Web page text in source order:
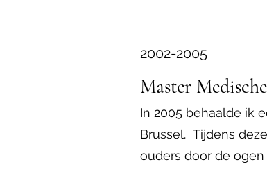
2002-2005
Master
In 2005 behaalde ik
Brussel. Tijdens
ouders door de